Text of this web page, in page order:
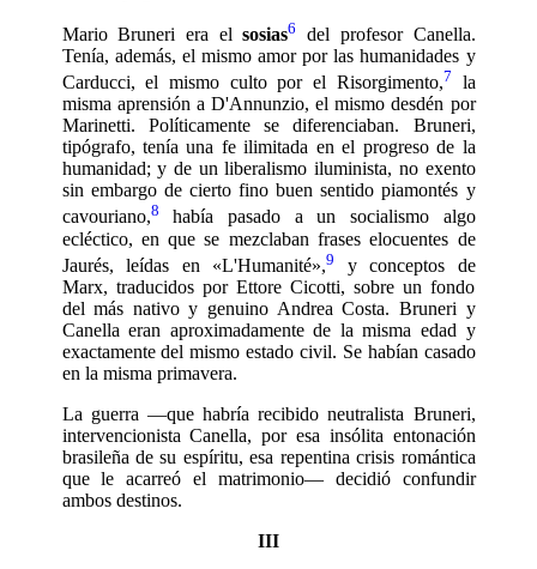
Mario Bruneri era elsosias6
del profesor Canella.
Tenía, además, el mismo amor por las humanidades y
Carducci, el mismo culto por el Risorgimento,7
la
misma aprensión a D'Annunzio, el mismo desdén por
Marinetti. Políticamente se di­ferenciaban. Bruneri,
tipógrafo, tenía una fe ilimitada en el progreso de la
humanidad; y de un liberalismo iluminista, no exento
sin embargo de cierto fino buen sentido piamontés y
cavouriano,8 había pasado a un socialismo algo
ecléctico, en que se mezclaban frases elocuentes de
Jaurés, leídas en «L'Humanité»,9
y conceptos de
Marx, traducidos por Ettore Cicotti, sobre un fondo
del más nativo y ge­nuino Andrea Costa. Bruneri y
Canella eran aproximadamente de la misma edad y
exactamente del mismo estado civil. Se habían casado
en la misma primavera.
La guerra —que habría recibido neutralista Bruneri,
intervencionista Canella, por esa insólita entonación
brasileña de su espíritu, esa repentina crisis romántica
que le acarreó el matrimonio— decidió confundir
ambos destinos.
III